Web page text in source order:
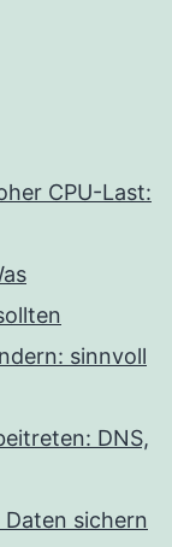
CPU-Last:
sinnvoll
DNS,
sichern